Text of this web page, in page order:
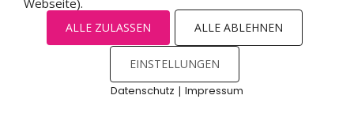
Webseite).
ALLE ZULASSEN ALLE ABLEHNEN
EINSTELLUNGEN
Datenschutz | Impressum